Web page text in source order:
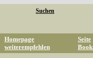
Suchen
Homepage
weiterempfehlen
Seite